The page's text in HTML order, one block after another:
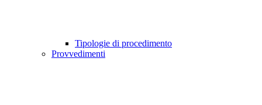
Tipologie di procedimento
Provvedimenti